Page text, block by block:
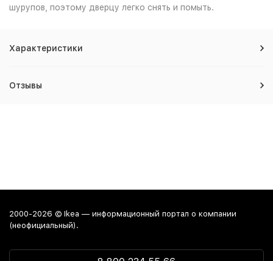
шурупов, поэтому дверцу легко снять и помыть.
Характеристики
Отзывы
2000-2026 © Ikea — информационный портал о компании
(неофициальный).